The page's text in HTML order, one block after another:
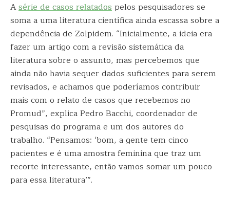
Asérie de casos relatadospelos pesquisadores se
soma a uma literatura científica ainda escassa sobre a
dependência de Zolpidem. “Inicialmente, a ideia era
fazer um artigo com a revisão sistemática da
literatura sobre o assunto, mas percebemos que
ainda não havia sequer dados suficientes para serem
revisados, e achamos que poderíamos contribuir
mais com o relato de casos que recebemos no
Promud”, explica Pedro Bacchi, coordenador de
pesquisas do programa e um dos autores do
trabalho. “Pensamos: ‘bom, a gente tem cinco
pacientes e é uma amostra feminina que traz um
recorte interessante, então vamos somar um pouco
para essa literatura’”.